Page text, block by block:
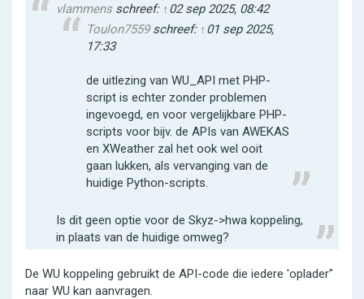
vlammensschreef: ↑02 sep 2025, 08:42
Toulon7559schreef: ↑01 sep 2025,
17:33
de uitlezing van WU_API met PHP-
script is echter zonder problemen
ingevoegd, en voor vergelijkbare PHP-
scripts voor bijv. de APIs van AWEKAS
en XWeather zal het ook wel ooit
gaan lukken, als vervanging van de
huidige Python-scripts.
Is dit geen optie voor de Skyz->hwa koppeling,
in plaats van de huidige omweg?
De WU koppeling gebruikt de API-code die iedere 'oplader"
naar WU kan aanvragen.